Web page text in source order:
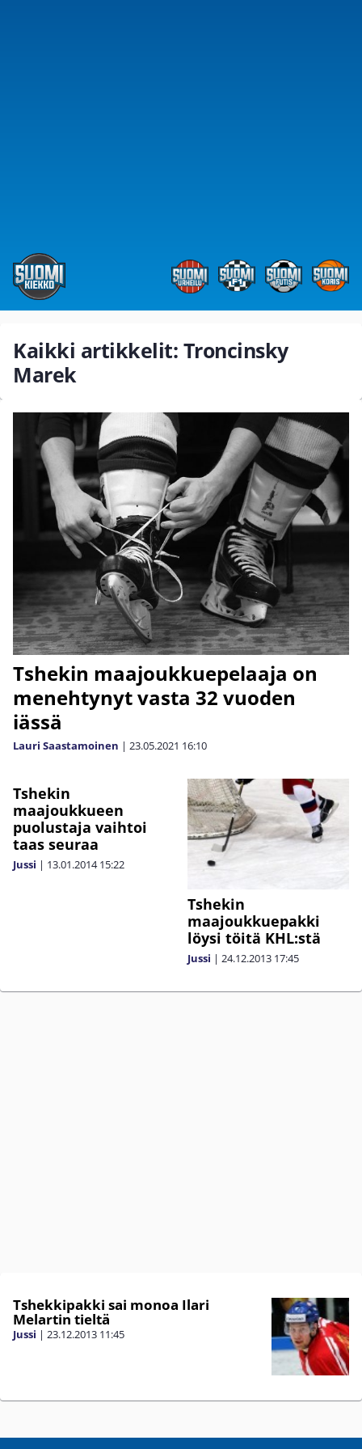
Kaikki artikkelit: Troncinsky
Marek
Tshekin maajoukkuepelaaja on
menehtynyt vasta 32 vuoden
iässä
Lauri Saastamoinen | 23.05.2021 16:10
Tshekin
maajoukkueen
puolustaja vaihtoi
taas seuraa
Jussi | 13.01.2014 15:22
Tshekin
maajoukkuepakki
löysi töitä KHL:stä
Jussi | 24.12.2013 17:45
Tshekkipakki sai monoa Ilari
Melartin tieltä
Jussi | 23.12.2013 11:45